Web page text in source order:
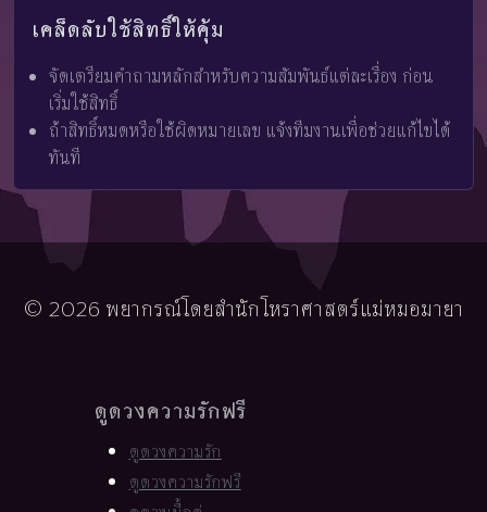
เคล็ดลับใช้สิทธิ์ให้คุ้ม
จัดเตรียมคำถามหลักสำหรับความสัมพันธ์แต่ละเรื่อง ก่อน
เริ่มใช้สิทธิ์
ถ้าสิทธิ์หมดหรือใช้ผิดหมายเลข แจ้งทีมงานเพื่อช่วยแก้ไขได้
ทันที
© 2026 พยากรณ์โดยสำนักโหราศาสตร์แม่หมอมายา
ดูดวงความรักฟรี
ดูดวงความรัก
ดูดวงความรักฟรี